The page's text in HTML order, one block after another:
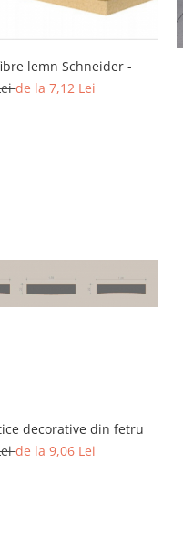
lemn Schneider -
de la 7,12 Lei
decorative din fetru
de la 9,06 Lei